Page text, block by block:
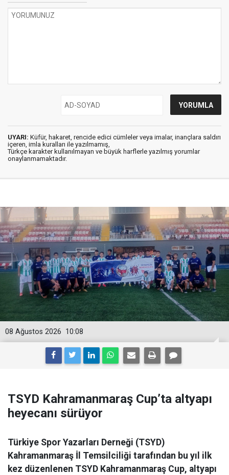
UYARI: Küfür, hakaret, rencide edici cümleler veya imalar, inançlara saldırı
içeren, imla kuralları ile yazılmamış,
Türkçe karakter kullanılmayan ve büyük harflerle yazılmış yorumlar
onaylanmamaktadır.
10:08
08 Ağustos 2026
TSYD Kahramanmaraş Cup’ta altyapı
heyecanı sürüyor
Türkiye Spor Yazarları Derneği (TSYD)
Kahramanmaraş İl Temsilciliği tarafından bu yıl ilk
kez düzenlenen TSYD Kahramanmaraş Cup, altyapı